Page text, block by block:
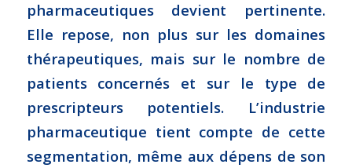
pharmaceutiques devient pertinente.
Elle repose, non plus sur les domaines
thérapeutiques, mais sur le nombre de
patients concernés et sur le type de
prescripteurs potentiels. L’industrie
pharmaceutique tient compte de cette
segmentation, même aux dépens de son